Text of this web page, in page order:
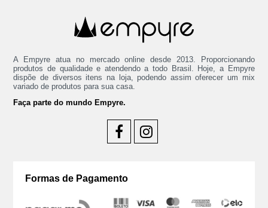
A Empyre atua no mercado online desde 2013. Proporcionando
produtos de qualidade e atendendo a todo Brasil. Hoje, a Empyre
dispõe de diversos itens na loja, podendo assim oferecer um mix
variado de produtos para sua casa.
Faça parte do mundo Empyre.
Formas de Pagamento